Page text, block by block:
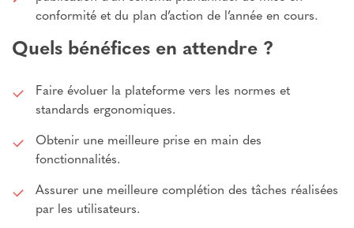
conformité et du plan d’action de l’année en cours.
Quels bénéfices en attendre ?
Faire évoluer la plateforme vers les normes et
standards ergonomiques.
Obtenir une meilleure prise en main des
fonctionnalités.
Assurer une meilleure complétion des tâches réalisées
par les utilisateurs.